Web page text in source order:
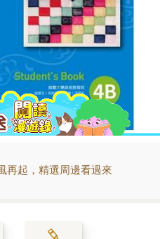
再起，精選周邊看過來